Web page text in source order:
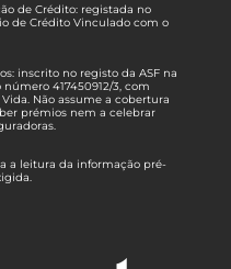
de Crédito: registada no
de Crédito Vinculado com o
inscrito no registo da ASF na
417450912/3, com
Não assume a cobertura
prémios nem a celebrar
a leitura da informação pré-